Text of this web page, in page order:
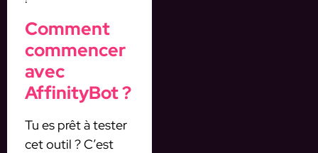
Comment
commencer
avec
AffinityBot ?
Tu es prêt à tester
cet outil ? C’est